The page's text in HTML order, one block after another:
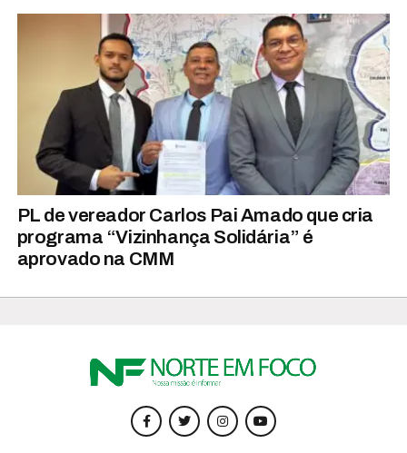
PL de vereador Carlos Pai Amado que cria
programa “Vizinhança Solidária” é
aprovado na CMM